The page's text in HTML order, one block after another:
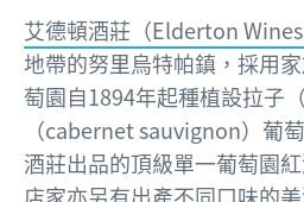
艾德頓酒莊（Elderton Wines
地帶的努里烏特帕鎮，採用
萄園自1894年起種植設拉子
（cabernet sauvignon）葡
酒莊出品的頂級單一葡萄園